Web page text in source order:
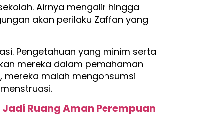
Airnya mengalir hingga
akan perilaku Zaffan yang
Pengetahuan yang minim serta
mereka dalam pemahaman
mereka malah mengonsumsi
Jadi Ruang Aman Perempuan